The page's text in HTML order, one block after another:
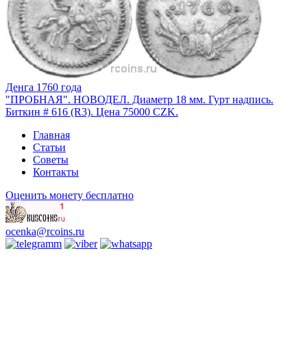
Денга 1760 года
"ПРОБНАЯ". НОВОДЕЛ. Диаметр 18 мм. Гурт надпись.
Биткин # 616 (R3). Цена 75000 CZK.
Главная
Статьи
Советы
Контакты
Оценить монету бесплатно
ocenka@rcoins.ru